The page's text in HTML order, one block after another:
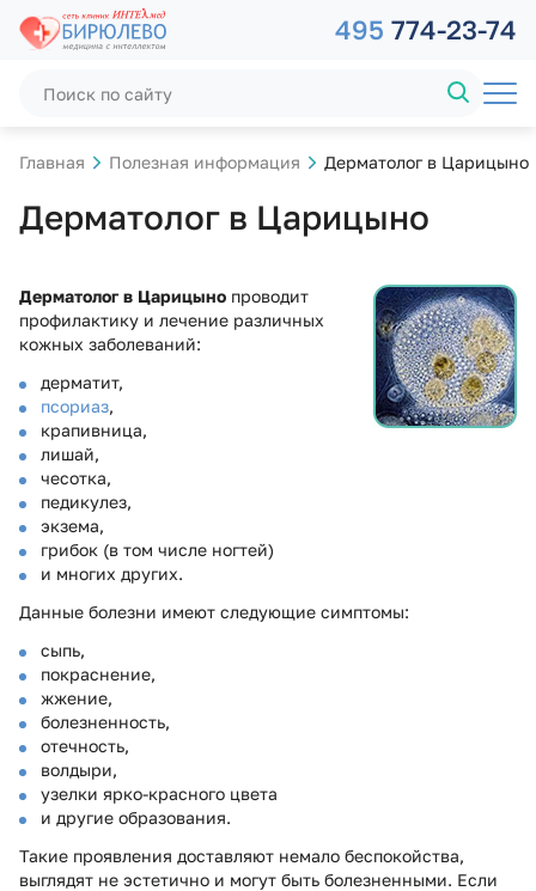
495 774-23-74
Главная Полезная информация Дерматолог в Царицыно
Дерматолог в Царицыно
Дерматологв Царицыно проводит
профилактику и лечение различных
кожных заболеваний:
дерматит,
псориаз,
крапивница,
лишай,
чесотка,
педикулез,
экзема,
грибок (в том числе ногтей)
и многих других.
Данные болезни имеют следующие симптомы:
сыпь,
покраснение,
жжение,
болезненность,
отечность,
волдыри,
узелки ярко-красного цвета
и другие образования.
Такие проявления доставляют немало беспокойства,
выглядят не эстетично и могут быть болезненными. Если